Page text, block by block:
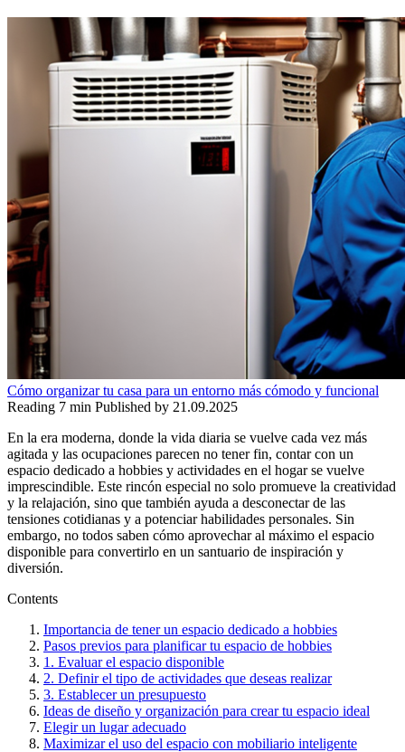
Cómo organizar tu casa para un entorno más cómodo y funcional
Reading 7 min Published by 21.09.2025
En la era moderna, donde la vida diaria se vuelve cada vez más
agitada y las ocupaciones parecen no tener fin, contar con un
espacio dedicado a hobbies y actividades en el hogar se vuelve
imprescindible. Este rincón especial no solo promueve la creatividad
y la relajación, sino que también ayuda a desconectar de las
tensiones cotidianas y a potenciar habilidades personales. Sin
embargo, no todos saben cómo aprovechar al máximo el espacio
disponible para convertirlo en un santuario de inspiración y
diversión.
Contents
Importancia de tener un espacio dedicado a hobbies
Pasos previos para planificar tu espacio de hobbies
1. Evaluar el espacio disponible
2. Definir el tipo de actividades que deseas realizar
3. Establecer un presupuesto
Ideas de diseño y organización para crear tu espacio ideal
Elegir un lugar adecuado
Maximizar el uso del espacio con mobiliario inteligente